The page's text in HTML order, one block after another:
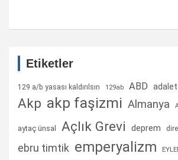
Etiketler
129 a/b yasası kaldırılsın 129ab ABD adalet
Akp akp faşizmi Almanya
aytaç ünsal Açlık Grevi deprem
ebru timtik emperyalizm